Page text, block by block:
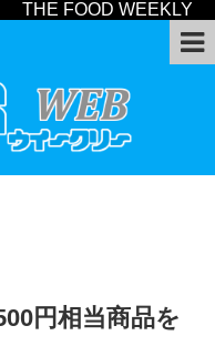
THE FOOD WEEKLY
円相当商品を